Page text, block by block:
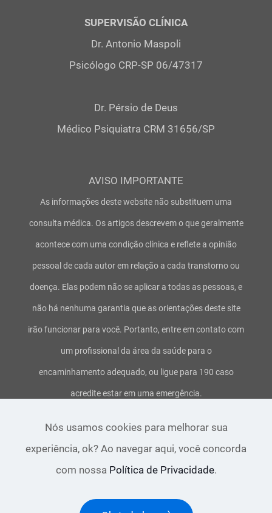
SUPERVISÃO CLÍNICA
Dr. Antonio Maspoli
Psicólogo CRP-SP 06/47317
Dr. Pérsio de Deus
Médico Psiquiatra CRM 31656/SP
AVISO IMPORTANTE
As informações deste website não substituem uma
consulta médica. Os artigos descrevem o que geralmente
acontece com uma condição clínica e reflete a opinião
pessoal de cada autor em relação a cada transtorno ou
doença. Elas podem não se aplicar a todas as pessoas, e
não há nenhuma garantia que as orientações deste site
irão funcionar para você. Portanto, entre em contato com
um profissional da área da saúde para o
encaminhamento adequado, ou ligue para 190 caso
acredite estar em uma emergência.
Termos de uso e serviço-Política de privacidade-Aviso
legal- Direitos Autorais
Copyright 2016 ~ 2021
Nós usamos cookies para melhorar sua
experiência, ok? Ao navegar aqui, você concorda
com nossa Política de Privacidade.